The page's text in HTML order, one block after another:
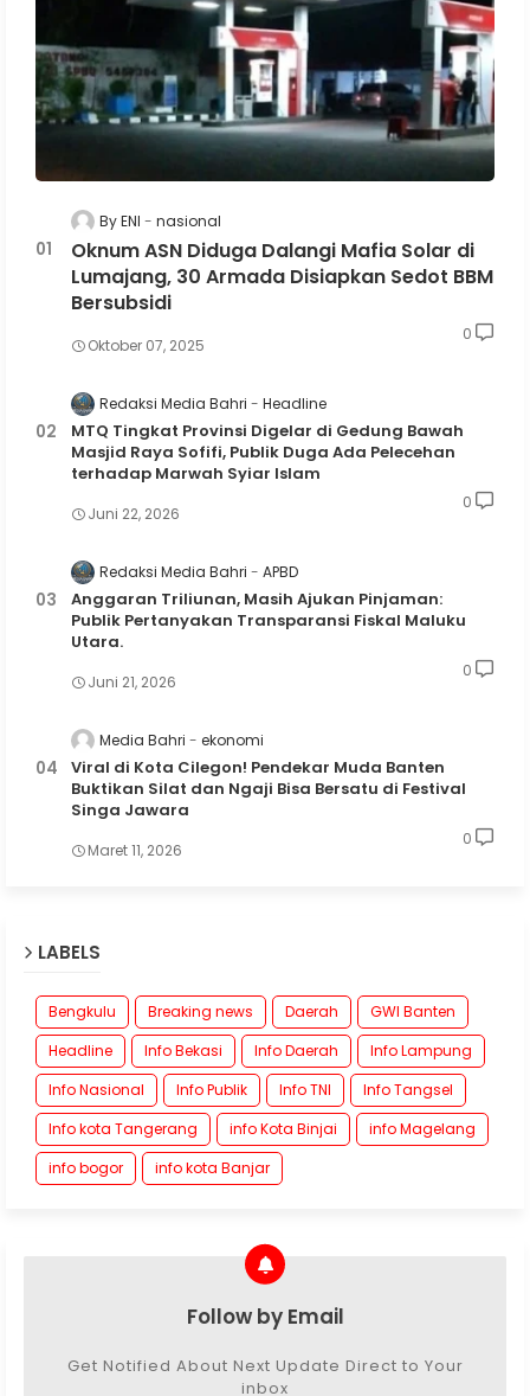
By ENI nasional
Oknum ASN Diduga Dalangi Mafia Solar di
Lumajang, 30 Armada Disiapkan Sedot BBM
Bersubsidi
Oktober 07, 2025
0
Redaksi Media Bahri Headline
MTQ Tingkat Provinsi Digelar di Gedung Bawah
Masjid Raya Sofifi, Publik Duga Ada Pelecehan
terhadap Marwah Syiar Islam
Juni 22, 2026
0
Redaksi Media Bahri APBD
Anggaran Triliunan, Masih Ajukan Pinjaman:
Publik Pertanyakan Transparansi Fiskal Maluku
Utara.
Juni 21, 2026
0
Media Bahri ekonomi
Viral di Kota Cilegon! Pendekar Muda Banten
Buktikan Silat dan Ngaji Bisa Bersatu di Festival
Singa Jawara
Maret 11, 2026
0
LABELS
Bengkulu Breaking news Daerah
GWI Banten
Headline
Info Bekasi Info Daerah
Info Lampung
Info Nasional
Info Publik Info TNI
Info Tangsel
Info kota Tangerang
info Kota Binjai
info Magelang
info bogor
info kota Banjar
Follow by Email
Get Notified About Next Update Direct to Your
inbox